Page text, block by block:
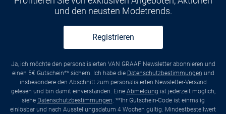
und den neusten Modetrends.
Registrieren
Ja, ich möchte den personalisierten VAN GRAAF Newsletter abonnieren und
einen 5€ Gutschein** sichern. Ich habe die Datenschutzbestimmungen und
insbesondere den Abschnitt zum personalisierten Newsletter-Versand
gelesen und bin damit einverstanden. Eine Abmeldung ist jederzeit möglich,
siehe Datenschutzbestimmungen. **Ihr Gutschein-Code ist einmalig
einlösbar und nach Ausstellungsdatum 4 Wochen gültig. Mindestbestellwert